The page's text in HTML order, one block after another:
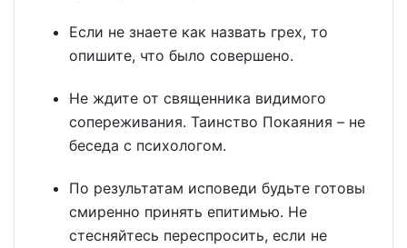
Если не знаете как назвать грех, то
опишите, что было совершено.
Не ждите от священника видимого
сопереживания. Таинство Покаяния – не
беседа с психологом.
По результатам исповеди будьте готовы
смиренно принять епитимью. Не
стесняйтесь переспросить, если не